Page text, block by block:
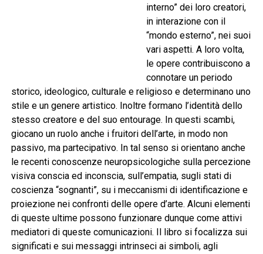
interno” dei loro creatori,
in interazione con il
“mondo esterno”, nei suoi
vari aspetti. A loro volta,
le opere contribuiscono a
connotare un periodo
storico, ideologico, culturale e religioso e determinano uno
stile e un genere artistico. Inoltre formano l’identità dello
stesso creatore e del suo entourage. In questi scambi,
giocano un ruolo anche i fruitori dell’arte, in modo non
passivo, ma partecipativo. In tal senso si orientano anche
le recenti conoscenze neuropsicologiche sulla percezione
visiva conscia ed inconscia, sull’empatia, sugli stati di
coscienza “sognanti”, su i meccanismi di identificazione e
proiezione nei confronti delle opere d’arte. Alcuni elementi
di queste ultime possono funzionare dunque come attivi
mediatori di queste comunicazioni. Il libro si focalizza sui
significati e sui messaggi intrinseci ai simboli, agli